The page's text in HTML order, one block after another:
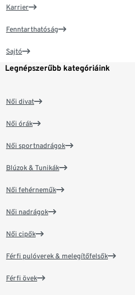
Karrier
Fenntarthatóság
Sajtó
Legnépszerűbb kategóriáink
Női divat
Női órák
Női sportnadrágok
Blúzok & Tunikák
Női fehérneműk
Női nadrágok
Női cipők
Férfi pulóverek & melegítőfelsők
Férfi övek